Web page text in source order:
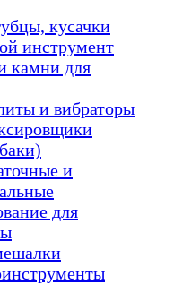
кусачки
инструмент
камни для
и вибраторы
и
для